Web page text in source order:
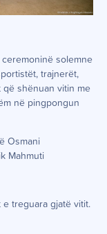
solemne
trajnerët,
shënuan vitin me
në pingpongun
Osmani
Mahmuti
e treguara gjatë vitit.